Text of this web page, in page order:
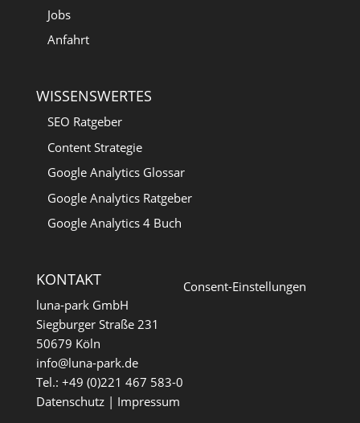
Jobs
Anfahrt
WISSENSWERTES
SEO Ratgeber
Content Strategie
Google Analytics Glossar
Google Analytics Ratgeber
Google Analytics 4 Buch
KONTAKT
luna-park GmbH
Siegburger Straße 231
50679 Köln
info@luna-park.de
Tel.: +49 (0)221 467 583-0
Datenschutz| Impressum
Consent-Einstellungen